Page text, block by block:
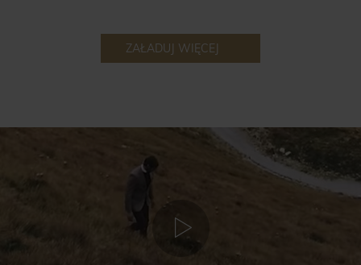
ZAŁADUJ WIĘCEJ